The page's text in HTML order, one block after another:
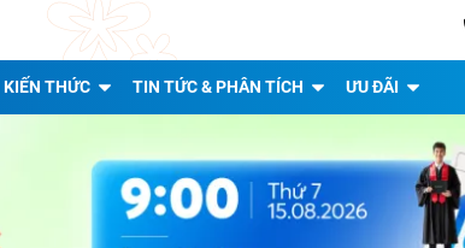
KIẾN THỨC TIN TỨC & PHÂN TÍCH ƯU ĐÃI